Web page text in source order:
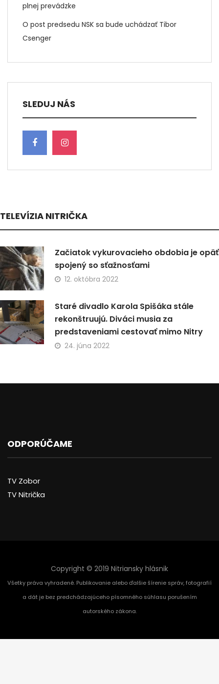
plnej prevádzke
O post predsedu NSK sa bude uchádzať Tibor
Csenger
SLEDUJ NÁS
TELEVÍZIA NITRIČKA
Začiatok vykurovacieho obdobia je opäť
spojený so sťažnosťami
12. októbra 2022
Staré divadlo Karola Spišáka stále
rekonštruujú. Diváci musia za
predstaveniami cestovať mimo Nitry
24. júna 2022
ODPORÚČAME
TV Zobor
TV Nitrička
Copyright © 2019 Nitriansky hlásnik
Všetky práva vyhradené. Publikovanie alebo ďalšie šírenie správ, fotografií
a dát je bez predchádzajúceho písomného súhlasu porušením
autorského zákona.